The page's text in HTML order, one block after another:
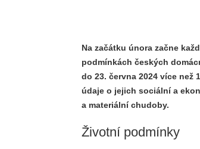
Na začátku února začne
podmínkách českých
do 23. června 2024 více
údaje o jejich sociální a
a materiální chudoby.
Životní podmínky